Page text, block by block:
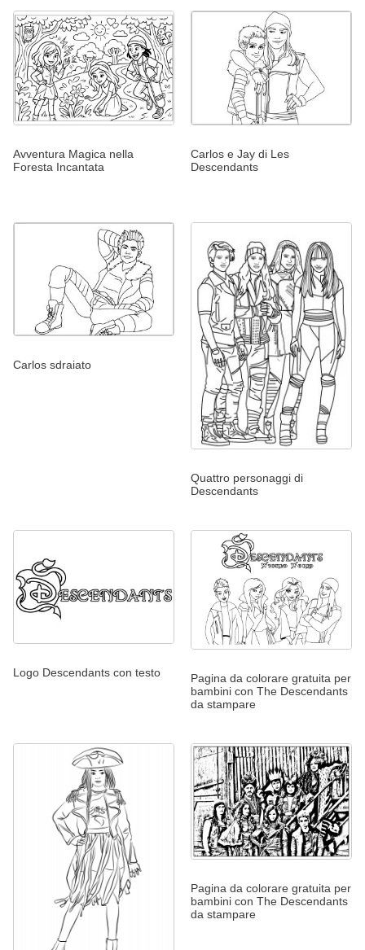
Avventura Magica nella
Foresta Incantata
Carlos e Jay di Les
Descendants
Carlos sdraiato
Quattro personaggi di
Descendants
Logo Descendants con testo
Pagina da colorare gratuita per
bambini con The Descendants
da stampare
Pagina da colorare gratuita per
bambini con The Descendants
da stampare